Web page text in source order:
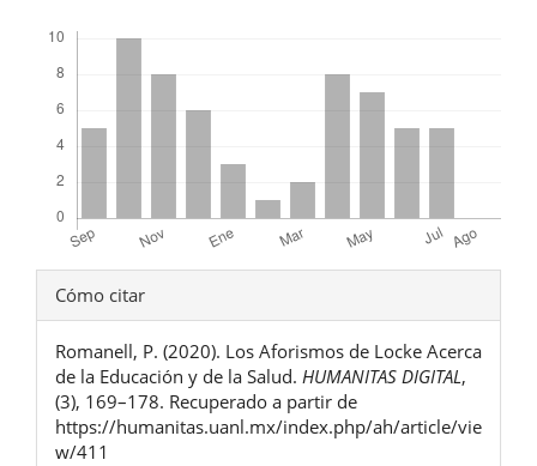
Detalles
del
artículo
Cómo citar
Romanell, P. (2020). Los Aforismos de Locke Acerca
de la Educación y de la Salud. HUMANITAS DIGITAL,
(3), 169–178. Recuperado a partir de
https://humanitas.uanl.mx/index.php/ah/article/vie
w/411